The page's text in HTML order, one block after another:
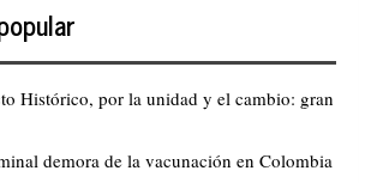
Histórico, por la unidad y el cambio: gran
demora de la vacunación en Colombia